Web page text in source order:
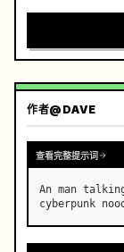
作者@DAVE
查看完整提示词
An man
cyberpunk